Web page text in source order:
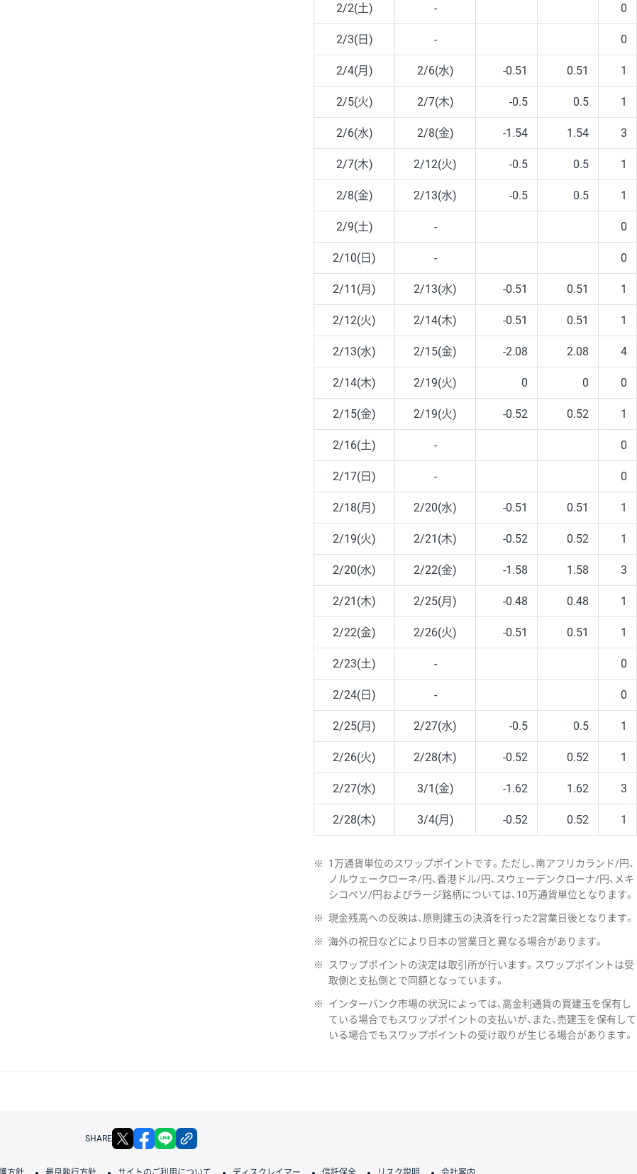
2/2(土) - 0
2/3(日) - 0
2/4(月) 2/6(水) -0.51 0.51 1
2/5(火) 2/7(木) -0.5 0.5 1
2/6(水) 2/8(金) -1.54 1.54 3
2/7(木) 2/12(火) -0.5 0.5 1
2/8(金) 2/13(水) -0.5 0.5 1
2/9(土) - 0
2/10(日) - 0
2/11(月) 2/13(水) -0.51 0.51 1
2/12(火) 2/14(木) -0.51 0.51 1
2/13(水) 2/15(金) -2.08 2.08 4
2/14(木) 2/19(火) 0 0 0
2/15(金) 2/19(火) -0.52 0.52 1
2/16(土) - 0
2/17(日) - 0
2/18(月) 2/20(水) -0.51 0.51 1
2/19(火) 2/21(木) -0.52 0.52 1
2/20(水) 2/22(金) -1.58 1.58 3
2/21(木) 2/25(月) -0.48 0.48 1
2/22(金) 2/26(火) -0.51 0.51 1
2/23(土) - 0
2/24(日) - 0
2/25(月) 2/27(水) -0.5 0.5 1
2/26(火) 2/28(木) -0.52 0.52 1
2/27(水) 3/1(金) -1.62 1.62 3
2/28(木) 3/4(月) -0.52 0.52 1
※
1万通貨単位のスワップポイントです。ただし、南アフリカランド/円、
ノルウェークローネ/円、香港ドル/円、スウェーデンクローナ/円、メキ
シコペソ/円およびラージ銘柄については、10万通貨単位となります。
※ 現金残高への反映は、原則建玉の決済を行った2営業日後となります。
※ 海外の祝日などにより日本の営業日と異なる場合があります。
※
スワップポイントの決定は取引所が行います。スワップポイントは受
取側と支払側とで同額となっています。
※
インターバンク市場の状況によっては、高金利通貨の買建玉を保有し
ている場合でもスワップポイントの支払いが、また、売建玉を保有して
いる場合でもスワップポイントの受け取りが生じる場合があります。
SHARE X facebook